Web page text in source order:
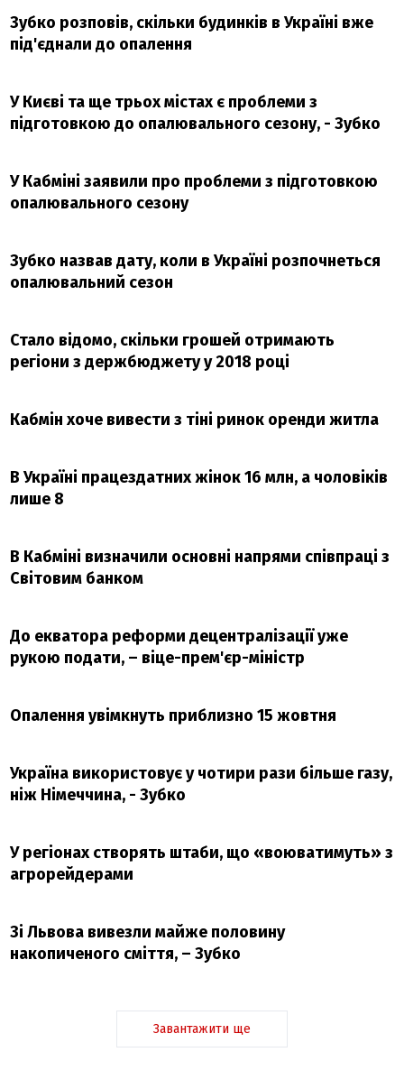
Зубко розповів, скільки будинків в Україні вже
під'єднали до опалення
У Києві та ще трьох містах є проблеми з
підготовкою до опалювального сезону, - Зубко
У Кабміні заявили про проблеми з підготовкою
опалювального сезону
Зубко назвав дату, коли в Україні розпочнеться
опалювальний сезон
Стало відомо, скільки грошей отримають
регіони з держбюджету у 2018 році
Кабмін хоче вивести з тіні ринок оренди житла
В Україні працездатних жінок 16 млн, а чоловіків
лише 8
В Кабміні визначили основні напрями співпраці з
Світовим банком
До екватора реформи децентралізації уже
рукою подати, – віце-прем'єр-міністр
Опалення увімкнуть приблизно 15 жовтня
Україна використовує у чотири рази більше газу,
ніж Німеччина, - Зубко
У регіонах створять штаби, що «воюватимуть» з
агрорейдерами
Зі Львова вивезли майже половину
накопиченого сміття, – Зубко
Завантажити ще